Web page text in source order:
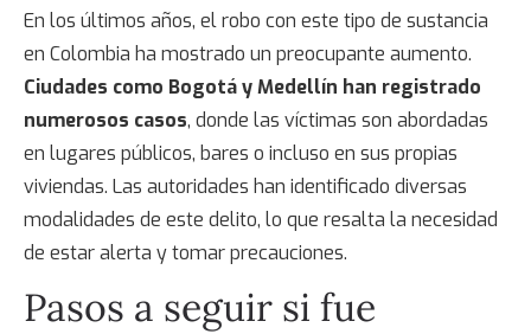
En los últimos años, el robo con este tipo de sustancia
en Colombiaha mostrado un preocupante aumento.
Ciudades como Bogotá y Medellín han registrado
numerosos casos, donde las víctimas son abordadas
en lugares públicos, bares o incluso en sus propias
viviendas. Las autoridades han identificado diversas
modalidades de este delito, lo que resalta la necesidad
de estar alerta y tomar precauciones.
Pasos a seguir si fue